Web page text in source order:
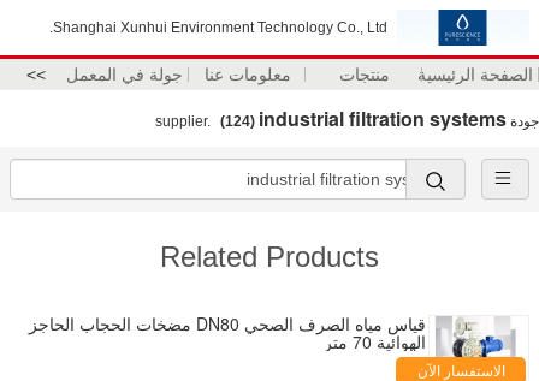
Shanghai Xunhui Environment Technology Co., Ltd.
الصفحة الرئيسية منتجات معلومات عنا جولة في المعمل >>
جودة industrial filtration systems
(124)
Related Products
قياس مياه الصرف الصحي DN80 مضخات الحجاب الحاجز
الهوائية 70 متر
الاستفسار الآن